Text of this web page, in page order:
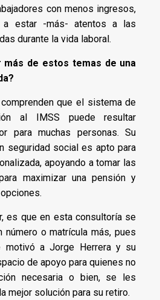
con menos ingresos,
a estar -más- atentos a las
durante la vida laboral.
más de estos temas de una
que el sistema de
al IMSS puede resultar
para muchas personas. Su
seguridad social es apto para
apoyando a tomar las
maximizar una pensión y
es que en esta consultoría se
o matrícula más, pues
a Jorge Herrera y su
de apoyo para quienes no
necesaria o bien, se les
mejor solución para su retiro.